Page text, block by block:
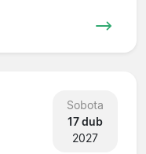
Sobota
17 dub
2027